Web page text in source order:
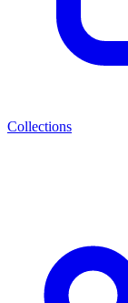
Collections